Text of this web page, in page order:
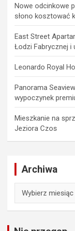
Nowe odcinkowe
słono kosztować
East Street
Łodzi Fabrycznej i
Leonardo Royal
Panorama
wypoczynek
Mieszkanie na
Jeziora Czos
Archiwa